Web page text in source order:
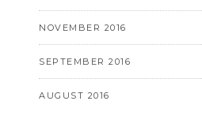
NOVEMBER 2016
SEPTEMBER 2016
AUGUST 2016